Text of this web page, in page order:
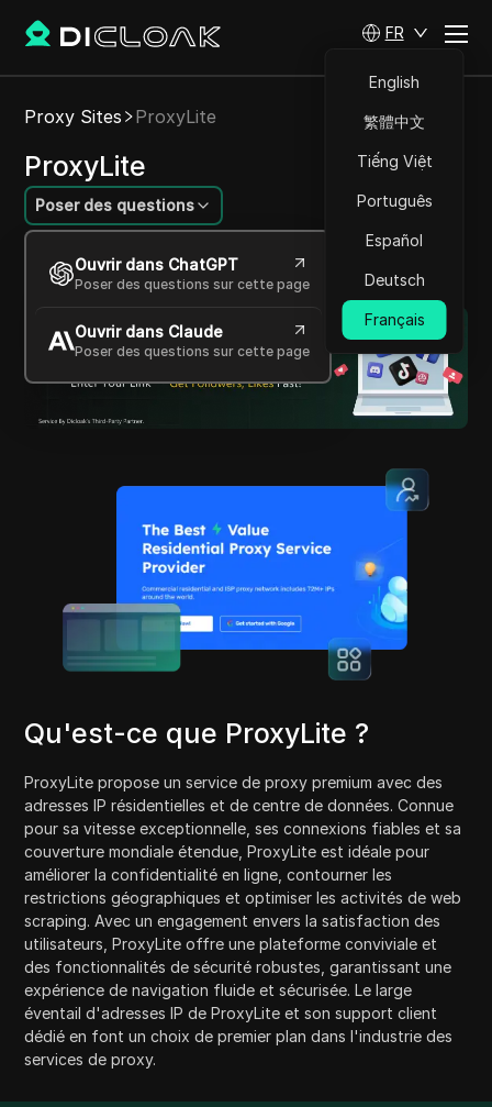
FR
English
繁體中文
Tiếng Việt
Português
Español
Deutsch
Français
Proxy Sites ProxyLite
ProxyLite
Poser des questions
Ouvrir dans ChatGPT
Poser des questions sur cette page
Ouvrir dans Claude
Poser des questions sur cette page
Solutions de proxy efficaces et légères pour
une connectivité sécurisée et rapide
Qu'est-ce que ProxyLite ?
ProxyLite propose un service de proxy premium avec des
adresses IP résidentielles et de centre de données. Connue
pour sa vitesse exceptionnelle, ses connexions fiables et sa
couverture mondiale étendue, ProxyLite est idéale pour
améliorer la confidentialité en ligne, contourner les
restrictions géographiques et optimiser les activités de web
scraping. Avec un engagement envers la satisfaction des
utilisateurs, ProxyLite offre une plateforme conviviale et
des fonctionnalités de sécurité robustes, garantissant une
expérience de navigation fluide et sécurisée. Le large
éventail d'adresses IP de ProxyLite et son support client
dédié en font un choix de premier plan dans l'industrie des
services de proxy.